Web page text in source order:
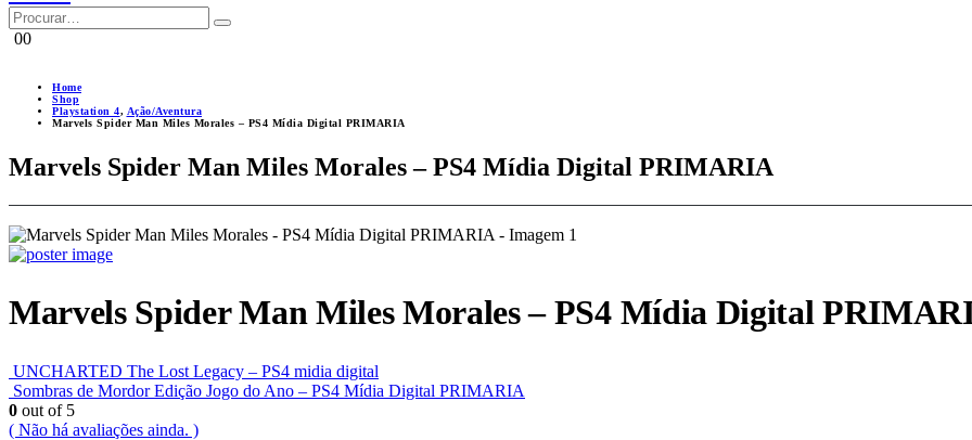
00
Home
Shop
Playstation 4, Ação/Aventura
Marvels Spider Man Miles Morales – PS4 Mídia Digital PRIMARIA
Marvels Spider Man Miles Morales – PS4 Mídia Digital PRIMARIA
Marvels Spider Man Miles Morales – PS4 Mídia Digital
UNCHARTED The Lost Legacy – PS4 midia digital
Sombras de Mordor Edição Jogo do Ano – PS4 Mídia Digital PRIMARIA
0 out of 5
( Não há avaliações ainda. )